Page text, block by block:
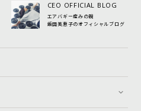
CEO OFFICIAL BLOG
エアバギー産みの親
飯田美恵子のオフィシャルブログ